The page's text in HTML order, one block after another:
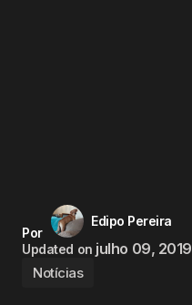
Por
Edipo Pereira
Updated on julho 09, 2019
Notícias